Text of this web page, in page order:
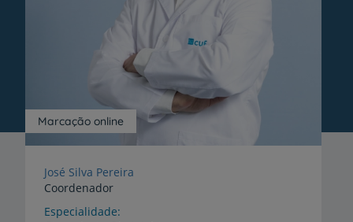
Marcação online
José Silva Pereira
Coordenador
Especialidade